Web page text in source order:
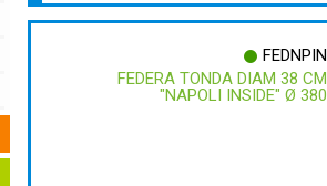
FEDNPIN
FEDERA TONDA DIAM 38 CM
"NAPOLI INSIDE" Ø 380